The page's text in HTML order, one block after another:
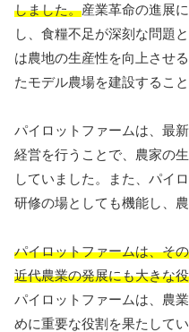
しました。産業革命の進展
し、食糧不足が深刻な問題
は農地の生産性を向上させ
たモデル農場を建設するこ
パイロットファームは、最
経営を行うことで、農家の
していました。また、パイ
研修の場としても機能し、
パイロットファームは、そ
近代農業の発展にも大きな
パイロットファームは、農
めに重要な役割を果たしてい